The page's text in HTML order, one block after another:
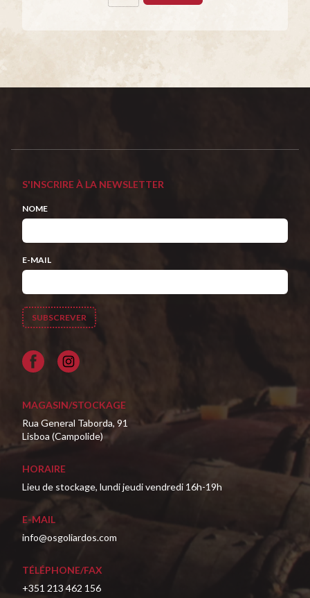
S'INSCRIRE À LA NEWSLETTER
NOME
E-MAIL
Facebook
MAGASIN/STOCKAGE
Rua General Taborda, 91
Lisboa (Campolide)
HORAIRE
Lieu de stockage, lundi jeudi vendredi 16h-19h
E-MAIL
info@osgoliardos.com
TÉLÉPHONE/FAX
+351 213 462 156